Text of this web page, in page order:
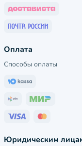
Оплата
Способы оплаты
Юридическим